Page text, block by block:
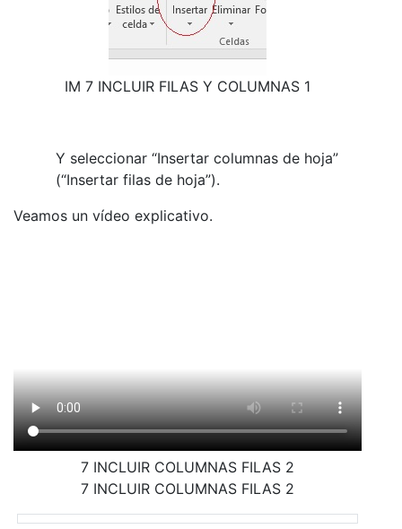
IM 7 INCLUIR FILAS Y COLUMNAS 1
Y seleccionar “Insertar columnas de hoja”
(“Insertar filas de hoja”).
Veamos un vídeo explicativo.
7 INCLUIR COLUMNAS FILAS 2
7 INCLUIR COLUMNAS FILAS 2